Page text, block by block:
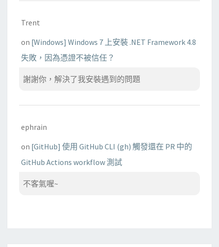
Trent
on [Windows] Windows 7 上安裝 .NET Framework 4.8
失敗，因為憑證不被信任？
謝謝你，解決了我安裝遇到的問題
ephrain
on [GitHub] 使用 GitHub CLI (gh) 觸發還在 PR 中的
GitHub Actions workflow 測試
不客氣喔~